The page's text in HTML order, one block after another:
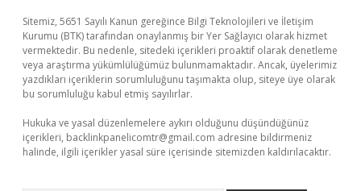
Sitemiz, 5651 Sayılı Kanun gereğince Bilgi Teknolojileri ve İletişim
Kurumu (BTK) tarafından onaylanmış bir Yer Sağlayıcı olarak hizmet
vermektedir. Bu nedenle, sitedeki içerikleri proaktif olarak denetleme
veya araştırma yükümlülüğümüz bulunmamaktadır. Ancak, üyelerimiz
yazdıkları içeriklerin sorumluluğunu taşımakta olup, siteye üye olarak
bu sorumluluğu kabul etmiş sayılırlar.
Hukuka ve yasal düzenlemelere aykırı olduğunu düşündüğünüz
içerikleri, backlinkpanelicomtr@gmail.com adresine bildirmeniz
halinde, ilgili içerikler yasal süre içerisinde sitemizden kaldırılacaktır.